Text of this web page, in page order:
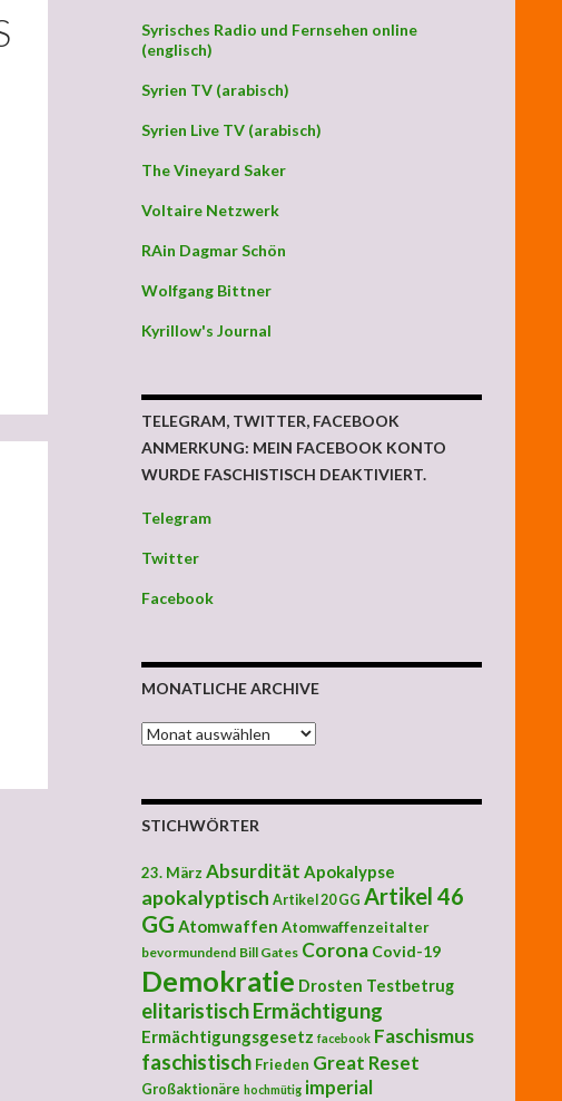
weiter verbreitende Bewusstwerdung selbst raus helfen weil Abhilfe
Syrisches Radio und Fernsehen online
(englisch)
Syrien TV (arabisch)
Syrien Live TV (arabisch)
The Vineyard Saker
Voltaire Netzwerk
RAin Dagmar Schön
Wolfgang Bittner
Kyrillow's Journal
TELEGRAM, TWITTER, FACEBOOK
ANMERKUNG: MEIN FACEBOOK KONTO
WURDE FASCHISTISCH DEAKTIVIERT.
Telegram
Twitter
Facebook
MONATLICHE ARCHIVE
MONATLICHE ARCHIVE
STICHWÖRTER
23. März Absurdität Apokalypse
apokalyptisch Artikel 20 GG Artikel 46
GG Atomwaffen Atomwaffenzeitalter
bevormundend Bill Gates Corona Covid-19
Demokratie Drosten Testbetrug
elitaristischErmächtigung
Ermächtigungsgesetz facebook Faschismus
faschistisch Frieden Great Reset
Großaktionäre hochmütig imperial